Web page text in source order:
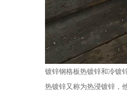
镀锌钢格板热镀锌和冷镀
热镀锌又称为热浸镀锌，